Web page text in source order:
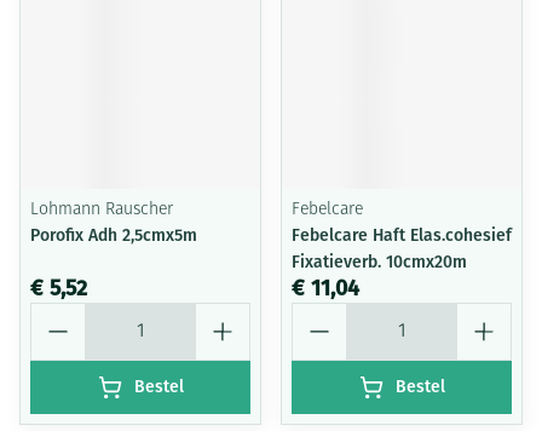
Lohmann Rauscher
Porofix Adh 2,5cmx5m
€ 5,52
Bestel
Febelcare
Febelcare Haft Elas.cohesief
Fixatieverb. 10cmx20m
€ 11,04
Bestel